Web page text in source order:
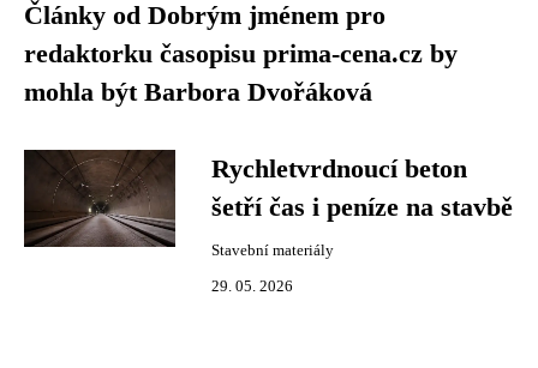
Články od Dobrým jménem pro
redaktorku časopisu prima-cena.cz by
mohla být Barbora Dvořáková
Rychletvrdnoucí beton
šetří čas i peníze na stavbě
Stavební materiály
29. 05. 2026